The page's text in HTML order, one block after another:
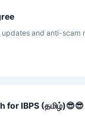
and anti-scam
for IBPS (தமிழ்)😎😎